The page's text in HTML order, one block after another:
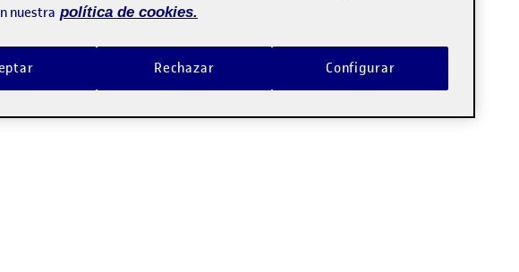
nuestra política de cookies.
Rechazar Configurar